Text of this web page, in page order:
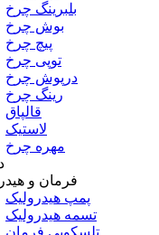
بلبرینگ چرخ
بوش چرخ
پیچ چرخ
توپی چرخ
درپوش چرخ
رینگ چرخ
قالپاق
لاستیک
مهره چرخ
فرمان و
پمپ هیدرولیک
تسمه هیدرولیک
تلسکوپی فرمان